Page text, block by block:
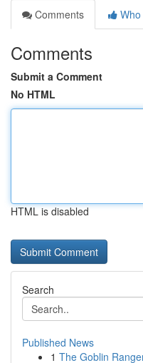
Comments
Comments
Submit a Comment
No HTML
HTML is disabled
Search
Published News
1 The Goblin